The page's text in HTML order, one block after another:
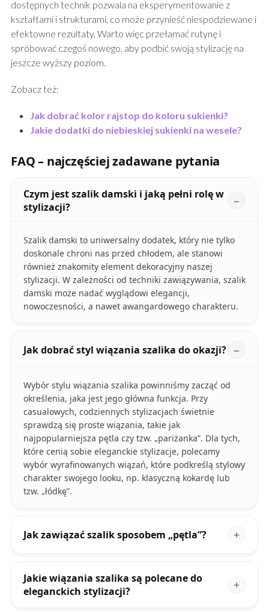
dostępnych technik pozwala na eksperymentowanie z
kształtami i strukturami, co może przynieść niespodziewane i
efektowne rezultaty. Warto więc przełamać rutynę i
spróbować czegoś nowego, aby podbić swoją stylizację na
jeszcze wyższy poziom.
Zobacz też:
Jak dobrać kolor rajstop do koloru sukienki?
Jakie dodatki do niebieskiej sukienki na wesele?
FAQ – najczęściej zadawane pytania
Czym jest szalik damski i jaką pełni rolę w
stylizacji?
Szalik damski to uniwersalny dodatek, który nie tylko
doskonale chroni nas przed chłodem, ale stanowi
również znakomity element dekoracyjny naszej
stylizacji. W zależności od techniki zawiązywania, szalik
damski może nadać wyglądowi elegancji,
nowoczesności, a nawet awangardowego charakteru.
Jak dobrać styl wiązania szalika do okazji?
Wybór stylu wiązania szalika powinniśmy zacząć od
określenia, jaka jest jego główna funkcja. Przy
casualowych, codziennych stylizacjach świetnie
sprawdzą się proste wiązania, takie jak
najpopularniejsza pętla czy tzw. „pariżanka”. Dla tych,
które cenią sobie eleganckie stylizacje, polecamy
wybór wyrafinowanych wiązań, które podkreślą stylowy
charakter swojego looku, np. klasyczną kokardę lub
tzw. „łódkę”.
Jak zawiązać szalik sposobem „pętla”?
Jakie wiązania szalika są polecane do
eleganckich stylizacji?